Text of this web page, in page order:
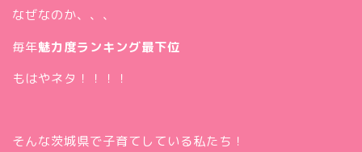
なぜなのか、、、
毎年魅力度ランキング最下位
もはやネタ！！！！
そんな茨城県で子育てしている私たち！